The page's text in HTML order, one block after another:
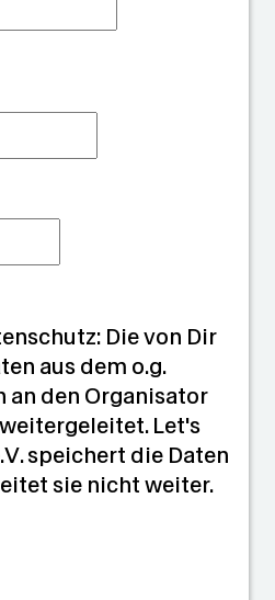
Die von Dir
aus dem o.g.
an den Organisator
Let's
speichert die Daten
sie nicht weiter.